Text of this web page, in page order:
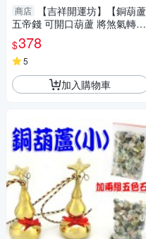
商店
【吉祥開運坊】【銅葫蘆
五帝錢 可開口葫蘆 將煞氣轉為
財氣 】開光 擇日
$378
5
加入購物車